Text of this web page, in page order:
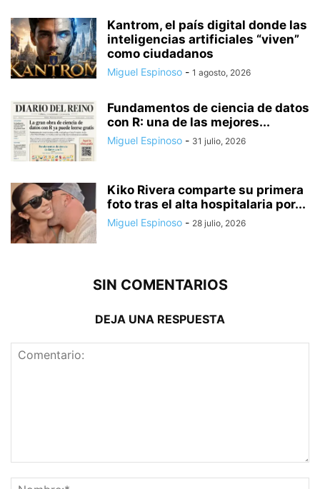
Kantrom, el país digital donde las
inteligencias artificiales “viven”
como ciudadanos
Miguel Espinoso - 1 agosto, 2026
Fundamentos de ciencia de datos
con R: una de las mejores...
Miguel Espinoso - 31 julio, 2026
Kiko Rivera comparte su primera
foto tras el alta hospitalaria por...
Miguel Espinoso - 28 julio, 2026
SIN COMENTARIOS
DEJA UNA RESPUESTA